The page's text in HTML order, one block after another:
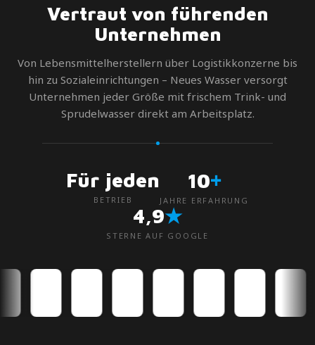
Vertraut von führenden
Unternehmen
Von Lebensmittelherstellern über Logistikkonzerne bis
hin zu Sozialeinrichtungen – Neues Wasser versorgt
Unternehmen jeder Größe mit frischem Trink- und
Sprudelwasser direkt am Arbeitsplatz.
Für jeden
BETRIEB
10+
JAHRE ERFAHRUNG
4,9★
STERNE AUF GOOGLE